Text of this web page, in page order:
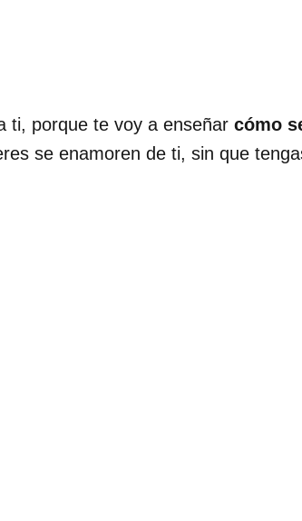
ti, porque te voy a enseñar cómo
se enamoren de ti, sin que